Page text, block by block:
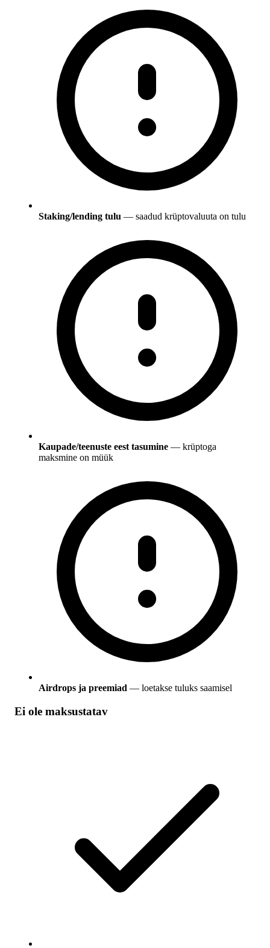
Staking/lending tulu — saadud krüptovaluuta on tulu
Kaupade/teenuste eest tasumine — krüptoga
maksmine on müük
Airdrops ja preemiad — loetakse tuluks saamisel
Ei ole maksustatav